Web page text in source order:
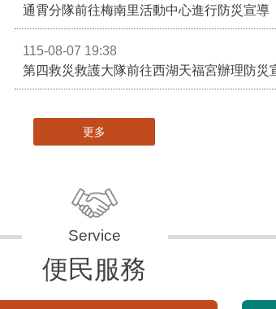
通霄分隊前往梅南里活動中心進行防災宣導
115-08-07 19:38
第四救災救護大隊前往西湖天福宮辦理防災
更多
便民服務